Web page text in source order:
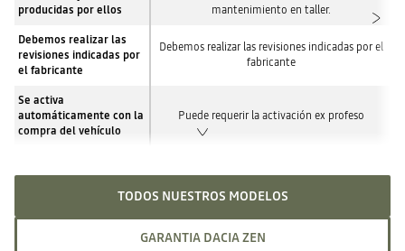
producidas por ellos
mantenimiento en taller.
Debemos realizar las
revisiones indicadas por
el fabricante
Debemos realizar las revisiones indicadas por el
fabricante
Se activa
automáticamente con la
compra del vehículo
Puede requerir la activación ex profeso
TODOS NUESTROS MODELOS
GARANTIA DACIA ZEN